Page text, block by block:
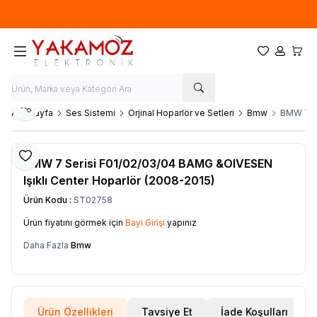
Favorilerim
Hesabım
Ana Sayfa Ses Sistemi Orjinal Hoparlör ve Setleri Bmw BMW 7
Favoriye Ekle
Paylaş
BMW 7 Serisi F01/02/03/04 BAMG &OIVESEN
Işıklı Center Hoparlör (2008-2015)
Ürün Kodu : ST02758
Ürün fiyatını görmek için Bayi Girişi yapınız
Daha Fazla Bmw
Ürün Özellikleri Tavsiye Et İade Koşulları